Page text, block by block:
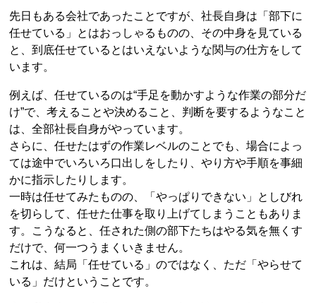
先日もある会社であったことですが、社長自身は「部下に
任せている」とはおっしゃるものの、その中身を見ている
と、到底任せているとはいえないような関与の仕方をして
います。
例えば、任せているのは“手足を動かすような作業の部分だ
け”で、考えることや決めること、判断を要するようなこと
は、全部社長自身がやっています。
さらに、任せたはずの作業レベルのことでも、場合によっ
ては途中でいろいろ口出しをしたり、やり方や手順を事細
かに指示したりします。
一時は任せてみたものの、「やっぱりできない」としびれ
を切らして、任せた仕事を取り上げてしまうこともありま
す。こうなると、任された側の部下たちはやる気を無くす
だけで、何一つうまくいきません。
これは、結局「任せている」のではなく、ただ「やらせて
いる」だけということです。